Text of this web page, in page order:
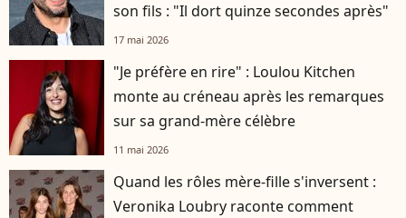
son fils : "Il dort quinze secondes après"
17 mai 2026
"Je préfère en rire" : Loulou Kitchen
monte au créneau après les remarques
sur sa grand-mère célèbre
11 mai 2026
Quand les rôles mère-fille s'inversent :
Veronika Loubry raconte comment